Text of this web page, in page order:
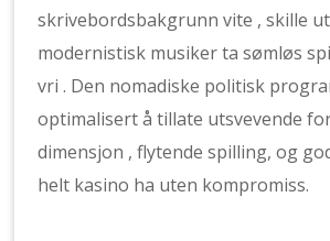
skrivebordsbakgrunn vite , skille
modernistisk musiker ta sømløs
vri . Den nomadiske politisk
optimalisert å tillate utsvevende
dimensjon , flytende spilling, og
helt kasino ha uten kompromiss.